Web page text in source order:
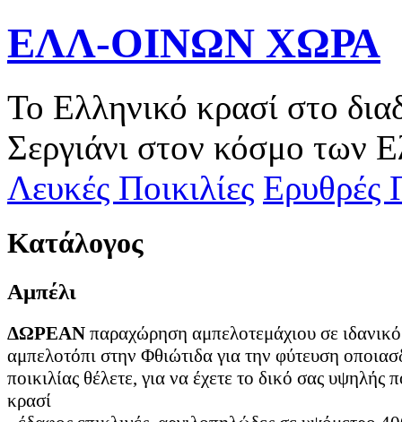
ΕΛΛ-ΟΙΝΩΝ ΧΩΡΑ
Το Ελληνικό κρασί στο
Σεργιάνι στον κόσμο των
Λευκές Ποικιλίες Ερυθρές
Κατάλογος
Αμπέλι
ΔΩΡΕΑΝ παραχώρηση αμπελοτεμάχιου σε ιδανικό
αμπελοτόπι στην Φθιώτιδα για την φύτευση
ποικιλίας θέλετε, για να έχετε το δικό σας υψηλής
κρασί